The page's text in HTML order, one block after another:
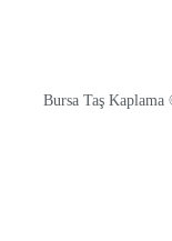
Bursa Taş Kaplama